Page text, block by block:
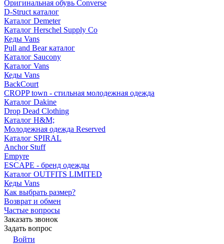
Оригинальная обувь Converse
D-Struct каталог
Каталог Demeter
Каталог Herschel Supply Co
Кеды Vans
Pull and Bear каталог
Каталог Saucony
Каталог Vans
Кеды Vans
BackCourt
CROPP town - стильная молодежная одежда
Каталог Dakine
Drop Dead Clothing
Каталог H&M;
Молодежная одежда Reserved
Каталог SPIRAL
Anchor Stuff
Empyre
ESCAPE - бренд одежды
Каталог OUTFITS LIMITED
Кеды Vans
Как выбрать размер?
Возврат и обмен
Частые вопросы
Заказать звонок
Задать вопрос
Войти